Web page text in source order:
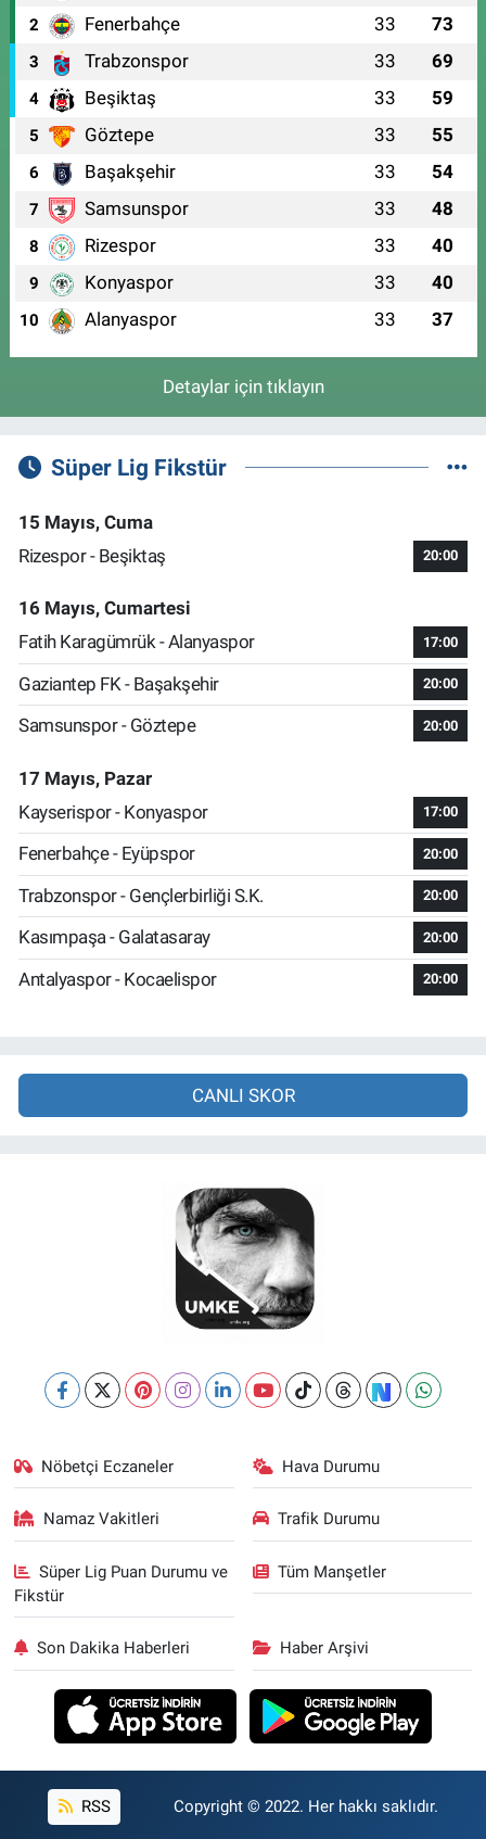
2 Fenerbahçe 33 73
3 Trabzonspor 33 69
4 Beşiktaş 33 59
5 Göztepe 33 55
6 Başakşehir 33 54
7 Samsunspor 33 48
8 Rizespor 33 40
9 Konyaspor 33 40
10 Alanyaspor 33 37
Detaylar için tıklayın
Süper Lig Fikstür
15 Mayıs, Cuma
Rizespor - Beşiktaş
20:00
16 Mayıs, Cumartesi
Fatih Karagümrük - Alanyaspor
17:00
Gaziantep FK - Başakşehir 20:00
Samsunspor - Göztepe 20:00
17 Mayıs, Pazar
Kayserispor - Konyaspor
17:00
Fenerbahçe - Eyüpspor 20:00
Trabzonspor - Gençlerbirliği S.K. 20:00
Kasımpaşa - Galatasaray 20:00
Antalyaspor - Kocaelispor 20:00
CANLI SKOR
Nöbetçi Eczaneler Hava Durumu
Namaz Vakitleri Trafik Durumu
Süper Lig Puan Durumu ve
Fikstür
Tüm Manşetler
Son Dakika Haberleri Haber Arşivi
RSS Copyright © 2022. Her hakkı saklıdır.